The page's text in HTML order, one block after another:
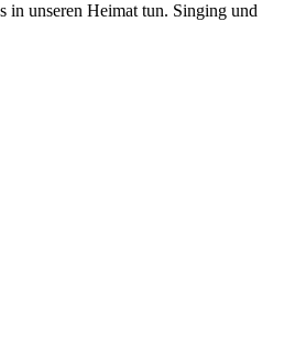
in unseren Heimat tun. Singing und